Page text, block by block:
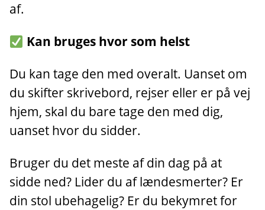
af.
Kan bruges hvor som helst
Du kan tage den med overalt. Uanset om
du skifter skrivebord, rejser eller er på vej
hjem, skal du bare tage den med dig,
uanset hvor du sidder.
Bruger du det meste af din dag på at
sidde ned? Lider du af lændesmerter? Er
din stol ubehagelig? Er du bekymret for